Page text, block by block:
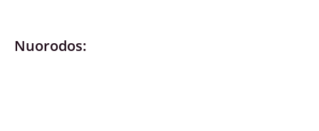
Nuorodos: